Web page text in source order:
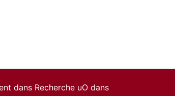
dans Recherche uO dans